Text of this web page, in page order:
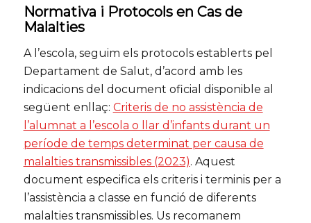
Normativa i Protocols en Cas de
Malalties
A l’escola, seguim els protocols establerts pel
Departament de Salut, d’acord amb les
indicacions del document oficial disponible al
següent enllaç: Criteris de no assistència de
l’alumnat a l’escola o llar d’infants durant un
període de temps determinat per causa de
malalties transmissibles (2023). Aquest
document especifica els criteris i terminis per a
l’assistència a classe en funció de diferents
malalties transmissibles. Us recomanem